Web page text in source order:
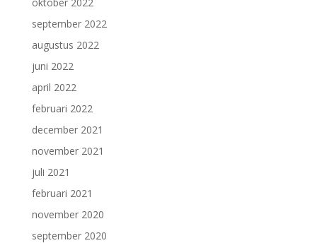
september 2022
augustus 2022
juni 2022
april 2022
februari 2022
december 2021
november 2021
juli 2021
februari 2021
november 2020
september 2020